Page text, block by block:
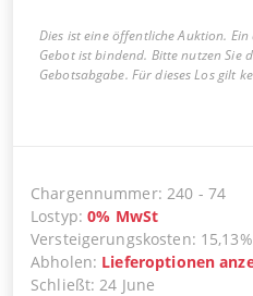
Dies ist eine öffentliche Auktion. Ein
Gebot ist bindend. Bitte nutzen Sie
Gebotsabgabe. Für dieses Los gilt
Chargennummer:240 - 74
Lostyp:0% MwSt
Versteigerungskosten: 15,13%
Abholen: Lieferoptionen
Schließt:24 June